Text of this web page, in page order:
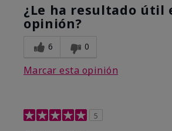
¿Le ha resultado útil
opinión?
6 0
Marcar esta opinión
5